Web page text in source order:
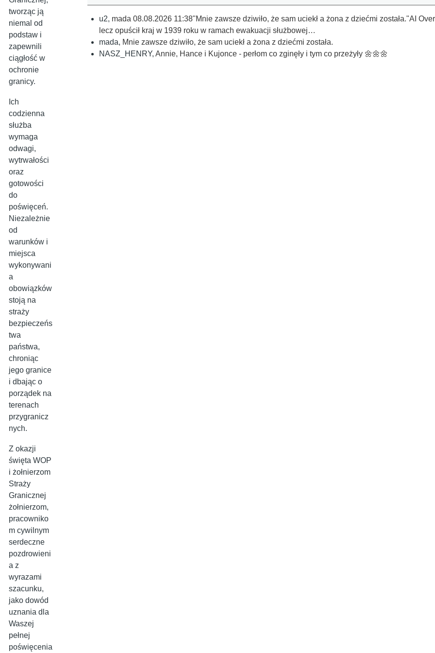
tworząc ją
niemal od
podstaw i
zapewnili
ciągłość w
ochronie
granicy.
Ich
codzienna
służba
wymaga
odwagi,
wytrwałości
oraz
gotowości
do
poświęceń.
Niezależnie
od
warunków i
miejsca
wykonywani
a
obowiązków
stoją na
straży
bezpieczeńs
twa
państwa,
chroniąc
jego granice
i dbając o
porządek na
terenach
przygranicz
nych.
Z okazji
święta WOP
i żołnierzom
Straży
Granicznej
żołnierzom,
pracowniko
m cywilnym
serdeczne
pozdrowieni
a z
wyrazami
szacunku,
jako dowód
uznania dla
Waszej
pełnej
poświęcenia
u2, mada 08.08.2026 11:38"Mnie zawsze dziwiło, że sam uciekł a żona z dziećmi została."AI
lecz opuścił kraj w 1939 roku w ramach ewakuacji służbowej…
mada, Mnie zawsze dziwiło, że sam uciekł a żona z dziećmi została.
NASZ_HENRY, Annie, Hance i Kujonce - perłom co zginęły i tym co przeżyły 🌼🌼🌼